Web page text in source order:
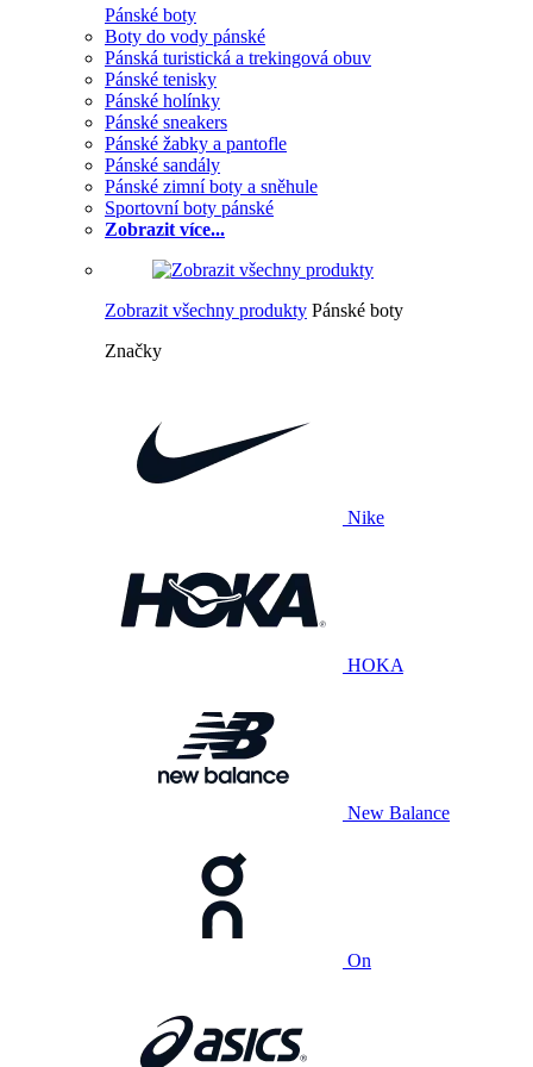
Pánské boty
Boty do vody pánské
Pánská turistická a trekingová obuv
Pánské tenisky
Pánské holínky
Pánské sneakers
Pánské žabky a pantofle
Pánské sandály
Pánské zimní boty a sněhule
Sportovní boty pánské
Zobrazit více...
Zobrazit všechny produkty Pánské boty
Značky
Nike
HOKA
New Balance
On